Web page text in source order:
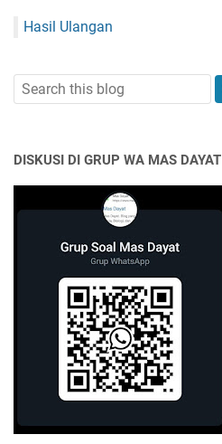
Hasil Ulangan
DISKUSI DI GRUP WA MAS DAYAT